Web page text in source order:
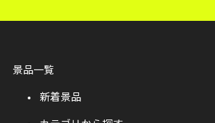
景品一覧
新着景品